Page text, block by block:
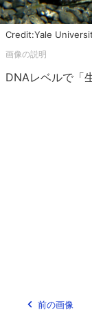
Credit:Yale
DNAレベルで「
前の画像